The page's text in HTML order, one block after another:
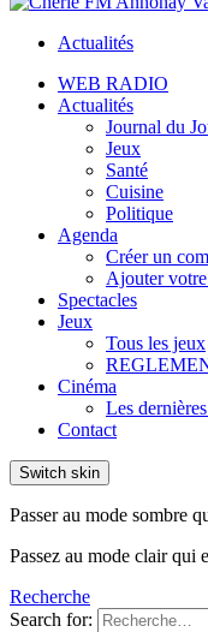
Actualités
WEB RADIO
Actualités
Journal du
Jeux
Santé
Cuisine
Politique
Agenda
Créer un
Ajouter
Spectacles
Jeux
Tous les jeux
Cinéma
Les
Contact
Switch skin
Passer au mode sombre
Passez au mode clair qui
Recherche
Search for: